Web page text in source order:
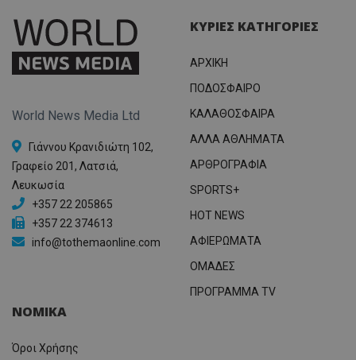
World News Media Ltd
Γιάννου Κρανιδιώτη 102,
Γραφείο 201, Λατσιά,
Λευκωσία
+357 22 205865
+357 22 374613
info@tothemaonline.com
ΚΥΡΙΕΣ ΚΑΤΗΓΟΡΙΕΣ
ΑΡΧΙΚΗ
ΠΟΔΟΣΦΑΙΡΟ
ΚΑΛΑΘΟΣΦΑΙΡΑ
ΑΛΛΑ ΑΘΛΗΜΑΤΑ
ΑΡΘΡΟΓΡΑΦΙΑ
SPORTS+
HOT NEWS
ΑΦΙΕΡΩΜΑΤΑ
ΟΜΑΔΕΣ
ΠΡΟΓΡΑΜΜΑ TV
ΝΟΜΙΚΑ
Όροι Χρήσης